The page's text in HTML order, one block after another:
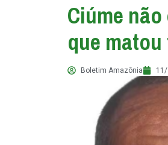
Ciúme
que
Boletim Amazônia